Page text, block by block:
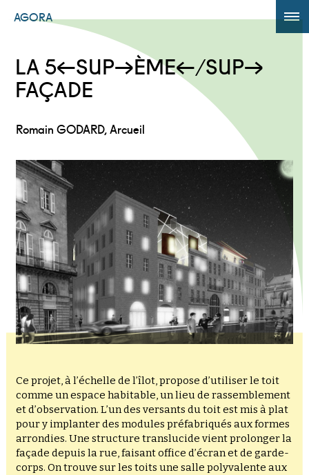
AGORA
AGORA +
LA 5<SUP>ÈME</SUP>
FAÇADE
Romain GODARD, Arcueil
Ce projet, à l’échelle de l’îlot, propose d’utiliser le toit
comme un espace habitable, un lieu de rassemblement
et d’observation. L’un des versants du toit est mis à plat
pour y implanter des modules préfabriqués aux formes
arrondies. Une structure translucide vient prolonger la
façade depuis la rue, faisant office d’écran et de garde-
corps. On trouve sur les toits une salle polyvalente aux